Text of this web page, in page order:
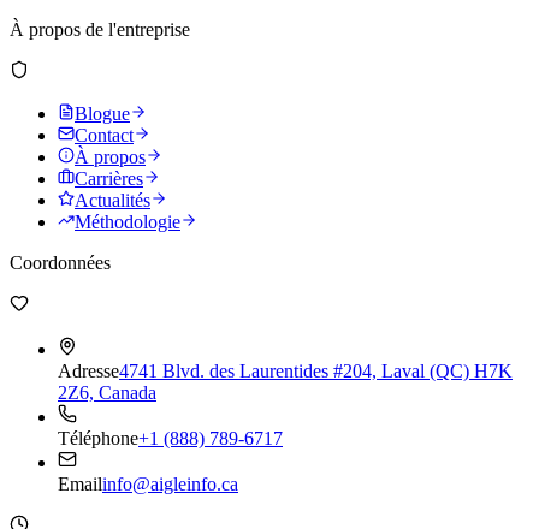
À propos de l'entreprise
Blogue
Contact
À propos
Carrières
Actualités
Méthodologie
Coordonnées
Adresse4741 Blvd. des Laurentides #204, Laval (QC) H7K
2Z6, Canada
Téléphone+1 (888) 789-6717
Emailinfo@aigleinfo.ca